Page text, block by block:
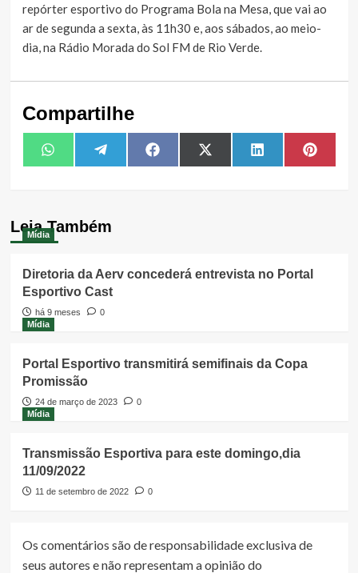
repórter esportivo do Programa Bola na Mesa, que vai ao
ar de segunda a sexta, às 11h30 e, aos sábados, ao meio-
dia, na Rádio Morada do Sol FM de Rio Verde.
Compartilhe
Share
on
WhatsAppShare
on
TelegramShare
on
FacebookShare
on
X
(Twitter)
Share
on
LinkedIn Share
on
Leia Também
Mídia
Diretoria da Aerv concederá entrevista no Portal
Esportivo Cast
há 9 meses
0
Mídia
Portal Esportivo transmitirá semifinais da Copa
Promissão
24 de março de 2023
0
Mídia
Transmissão Esportiva para este domingo,dia
11/09/2022
11 de setembro de 2022 0
Os comentários são de responsabilidade exclusiva de
seus autores e não representam a opinião do